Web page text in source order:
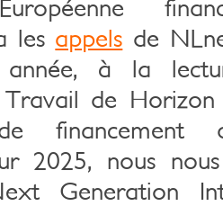
les appels de
année, à la
de Horizon
financement
2025, nous
Generation